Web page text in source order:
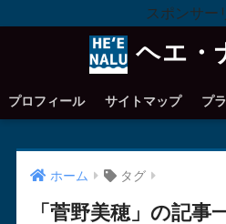
スポンサー
ヘエ・
プロフィール サイトマップ プ
ホーム タグ
「菅野美穂」の記事